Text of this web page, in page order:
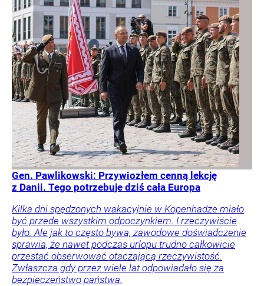
Gen. Pawlikowski: Przywiozłem cenną lekcję
z Danii. Tego potrzebuje dziś cała Europa
Kilka dni spędzonych wakacyjnie w Kopenhadze miało
być przede wszystkim odpoczynkiem. I rzeczywiście
było. Ale jak to często bywa, zawodowe doświadczenie
sprawia, że nawet podczas urlopu trudno całkowicie
przestać obserwować otaczającą rzeczywistość.
Zwłaszcza gdy przez wiele lat odpowiadało się za
bezpieczeństwo państwa.